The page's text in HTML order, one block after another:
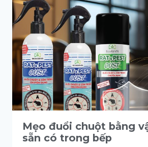
Mẹo đuổi chuột bằng
sẵn có trong bếp